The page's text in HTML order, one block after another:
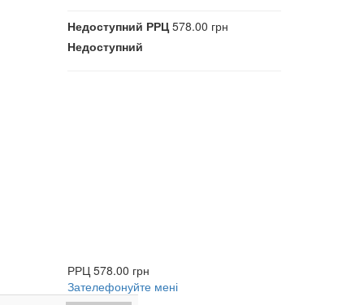
Недоступний РРЦ578.00 грн
Недоступний
РРЦ 578.00 грн
Зателефонуйте мені